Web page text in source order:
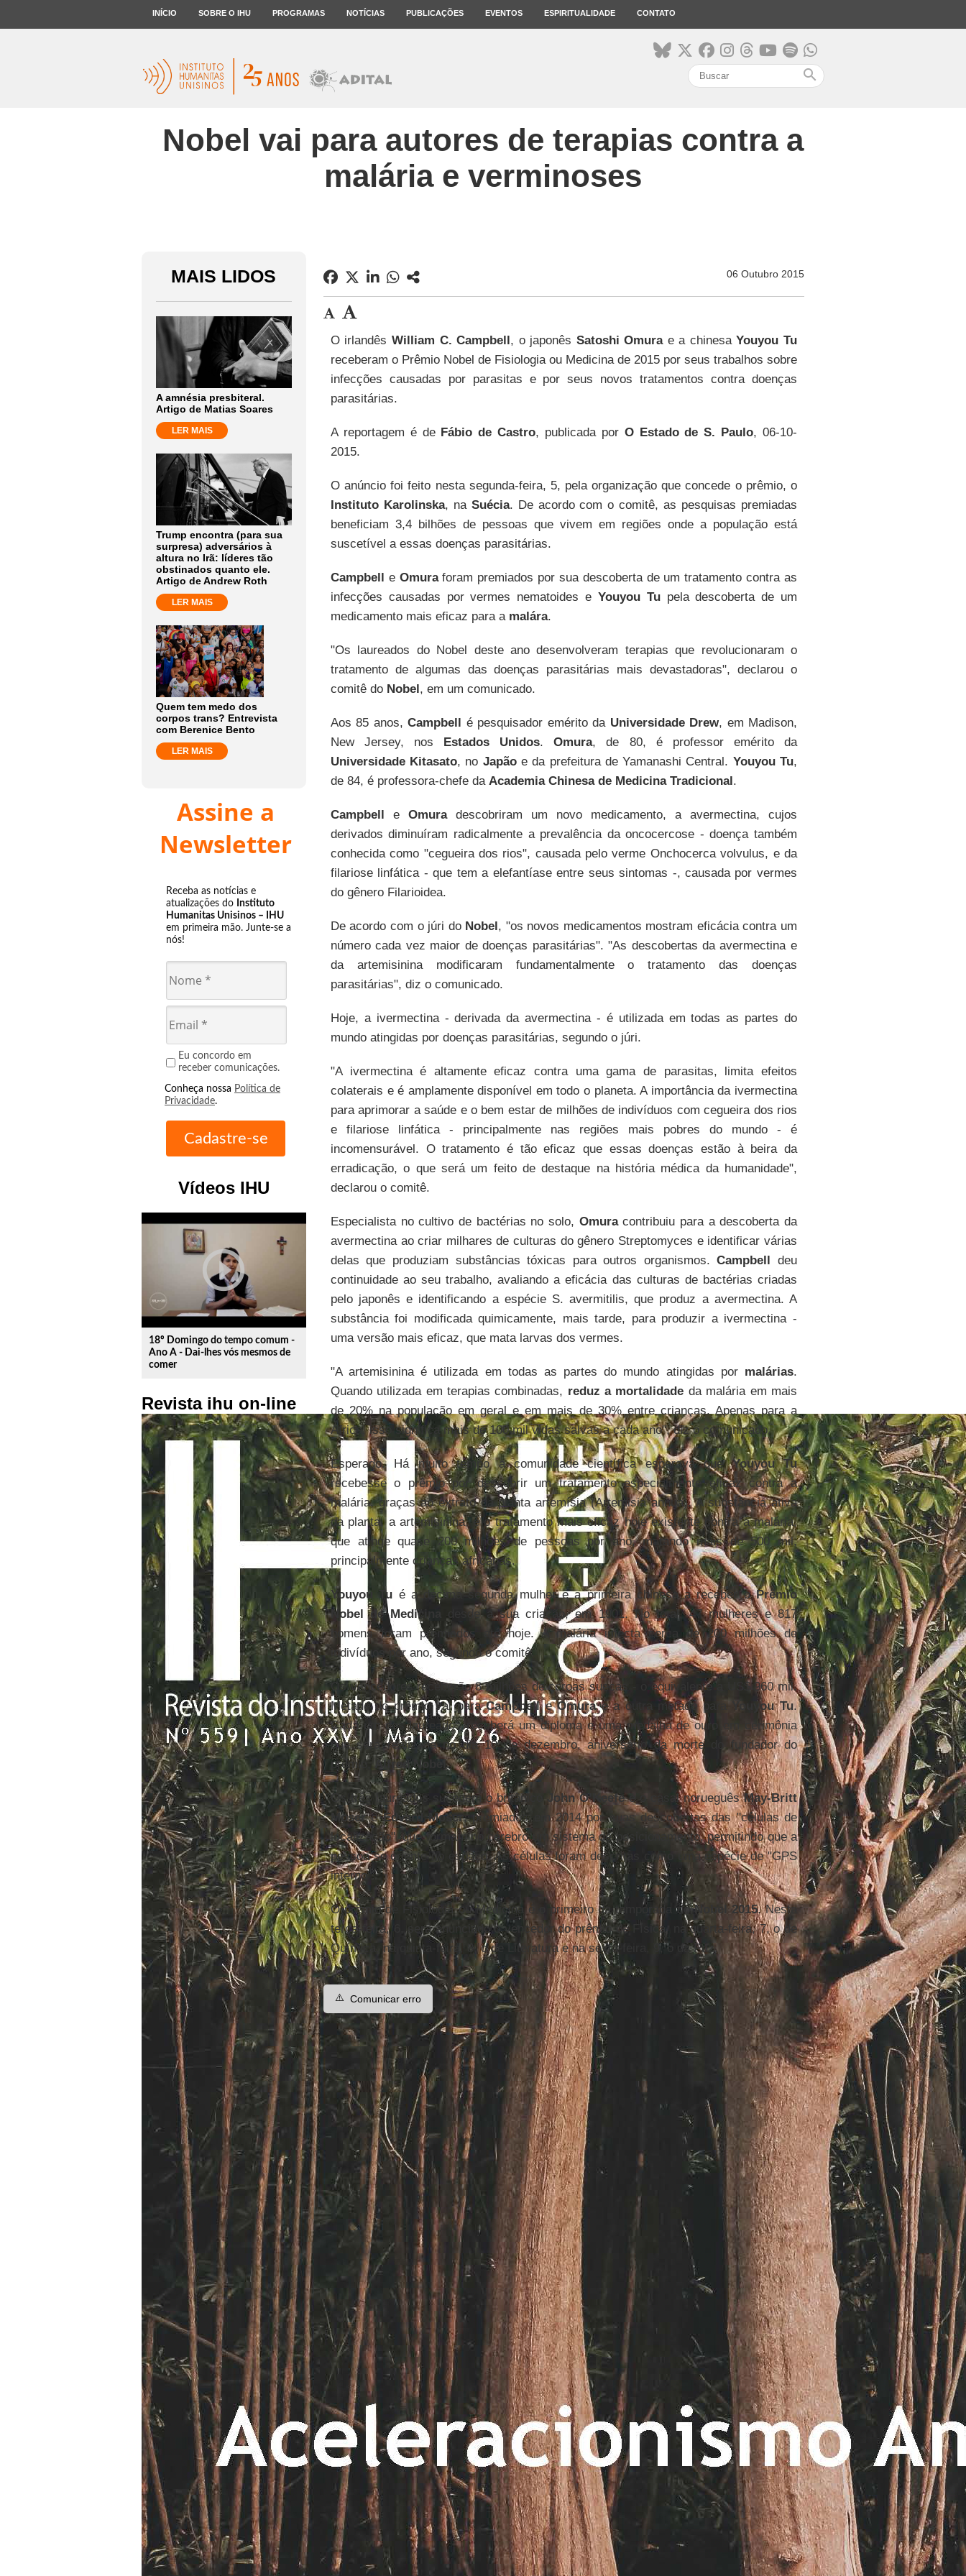
INÍCIO SOBRE O IHU PROGRAMAS NOTÍCIAS PUBLICAÇÕES EVENTOS ESPIRITUALIDADE CONTATO
search
Nobel vai para autores de terapias contra a
malária e verminoses
MAIS LIDOS
A amnésia presbiteral.
Artigo de Matias Soares
LER MAIS
Trump encontra (para sua
surpresa) adversários à
altura no Irã: líderes tão
obstinados quanto ele.
Artigo de Andrew Roth
LER MAIS
Quem tem medo dos
corpos trans? Entrevista
com Berenice Bento
LER MAIS
Assine a
Newsletter
Receba as notícias e
atualizações do Instituto
Humanitas Unisinos – IHU
em primeira mão. Junte-se a
nós!
Eu concordo em
receber comunicações.
Conheça nossa Política de
Privacidade.
Vídeos IHU
play_circle_outline
18º Domingo do tempo comum -
Ano A - Dai-lhes vós mesmos de
comer
Revista ihu on-line
06 Outubro 2015
O irlandêsWilliam C. Campbell, o japonês Satoshi Omurae a chinesaYouyou Tu
receberam o Prêmio Nobel de Fisiologia ou Medicina de 2015 por seus trabalhos sobre
infecções causadas por parasitas e por seus novos tratamentos contra doenças
parasitárias.
A reportagem é de Fábio de Castro, publicada por O Estado de S. Paulo, 06-10-
2015.
O anúncio foi feito nesta segunda-feira, 5, pela organização que concede o prêmio, o
Instituto Karolinska, na Suécia. De acordo com o comitê, as pesquisas premiadas
beneficiam 3,4 bilhões de pessoas que vivem em regiões onde a população está
suscetível a essas doenças parasitárias.
Campbell e Omuraforam premiados por sua descoberta de um tratamento contra as
infecções causadas por vermes nematoides e Youyou Tupela descoberta de um
medicamento mais eficaz para a malára.
"Os laureados do Nobel deste ano desenvolveram terapias que revolucionaram o
tratamento de algumas das doenças parasitárias mais devastadoras", declarou o
comitê do Nobel, em um comunicado.
Aos 85 anos,Campbell é pesquisador emérito da Universidade Drew, em Madison,
New Jersey, nos Estados Unidos.Omura, de 80, é professor emérito da
Universidade Kitasato, no Japãoe da prefeitura de Yamanashi Central. Youyou Tu,
de 84, é professora-chefe da Academia Chinesa de Medicina Tradicional.
Campbell e Omuradescobriram um novo medicamento, a avermectina, cujos
derivados diminuíram radicalmente a prevalência da oncocercose - doença também
conhecida como "cegueira dos rios", causada pelo verme Onchocerca volvulus, e da
filariose linfática - que tem a elefantíase entre seus sintomas -, causada por vermes
do gênero Filarioidea.
De acordo com o júri do Nobel, "os novos medicamentos mostram eficácia contra um
número cada vez maior de doenças parasitárias". "As descobertas da avermectina e
da artemisinina modificaram fundamentalmente o tratamento das doenças
parasitárias", diz o comunicado.
Hoje, a ivermectina - derivada da avermectina - é utilizada em todas as partes do
mundo atingidas por doenças parasitárias, segundo o júri.
"A ivermectina é altamente eficaz contra uma gama de parasitas, limita efeitos
colaterais e é amplamente disponível em todo o planeta. A importância da ivermectina
para aprimorar a saúde e o bem estar de milhões de indivíduos com cegueira dos rios
e filariose linfática - principalmente nas regiões mais pobres do mundo - é
incomensurável. O tratamento é tão eficaz que essas doenças estão à beira da
erradicação, o que será um feito de destaque na história médica da humanidade",
declarou o comitê.
Especialista no cultivo de bactérias no solo, Omuracontribuiu para a descoberta da
avermectina ao criar milhares de culturas do gênero Streptomyces e identificar várias
delas que produziam substâncias tóxicas para outros organismos.Campbell deu
continuidade ao seu trabalho, avaliando a eficácia das culturas de bactérias criadas
pelo japonês e identificando a espécie S. avermitilis, que produz a avermectina. A
substância foi modificada quimicamente, mais tarde, para produzir a ivermectina -
uma versão mais eficaz, que mata larvas dos vermes.
"A artemisinina é utilizada em todas as partes do mundo atingidas por malárias.
Quando utilizada em terapias combinadas, reduz a mortalidade da malária em mais
de 20% na população em geral e em mais de 30% entre crianças. Apenas para a
África, isso significa mais de 100 mil vidas salvas a cada ano", diz o comunicado.
Esperado. Há muito tempo a comunidade científica esperava queYouyou Tu
recebesse o prêmio por descobrir um tratamento especialmente eficaz contra a
malária, graças ao extrato da planta artemísia (Artemisia annua). A substância ativa
da planta, a artemisinina, é o tratamento mais eficaz hoje existente contra a malária,
que atinge quase 200 milhões de pessoas por ano, matando mais de 500 mil,
principalmente crianças africanas.
Youyou Tu é a décima segunda mulher e a primeira chinesa a receber oPrêmio
Nobel de Medicina
desde a sua criação, em 1901. No total, 47 mulheres e 817
homens foram premiados até hoje. A malária infecta cerca de 200 milhões de
indivíduos por ano, segundo o comitê.
Os vencedores receberão 8 milhões de coroas suecas - o equivalente a US$ 960 mil.
Metade do prêmio vai paraCampbelleOmurae a outra metade para Youyou Tu.
Cada um dos laureados receberá um diploma e uma medalha de ouro em cerimônia
que será realizada no dia 10 de dezembro, aniversário da morte do fundador do
prêmio, Alfred Nobel.
Os três laureados sucedem o britânico John O’Keefee o casal norueguêsMay-Britt
MosereEdvard Moser, premiados em 2014 por suas descobertas das "células de
localização", que formam no cérebro um sistema de posicionamento, permitindo que a
pessoa se oriente no espaço. As células foram descritas como uma espécie de "GPS
interno".
O prêmio de Fisiologia ou Medicina é o primeiro da temporada doNobel 2015. Nesta
terça-feira, 6, será anunciado o vencedor do prêmio de Física, na quarta-feira, 7, o de
Química, na quinta-feira, 8, o de Literatura e na sexta-feira, 9, o da Paz.
⚠️ Comunicar erro